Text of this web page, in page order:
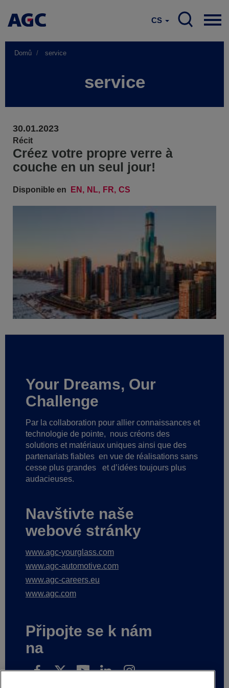
CS
Domů service
service
30.01.2023
Récit
Créez votre propre verre à
couche en un seul jour!
Disponible en EN NL FR CS
Your Dreams, Our
Challenge
Par la collaboration pour allier connaissances et
technologie de pointe, nous créons des
solutions et matériaux uniques ainsi que des
partenariats fiables en vue de réalisations sans
cesse plus grandes
et d’idées toujours plus
audacieuses.
Navštivte naše
webové stránky
www.agc-yourglass.com
www.agc-automotive.com
www.agc-careers.eu
www.agc.com
Připojte se k nám
na